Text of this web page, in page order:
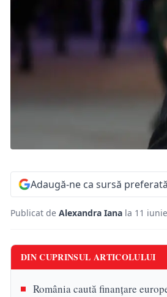
Adaugă-ne ca sursă preferată
Publicat de Alexandra Iana la 11
DIN CUPRINSUL ARTICOLULUI
România caută finanțare